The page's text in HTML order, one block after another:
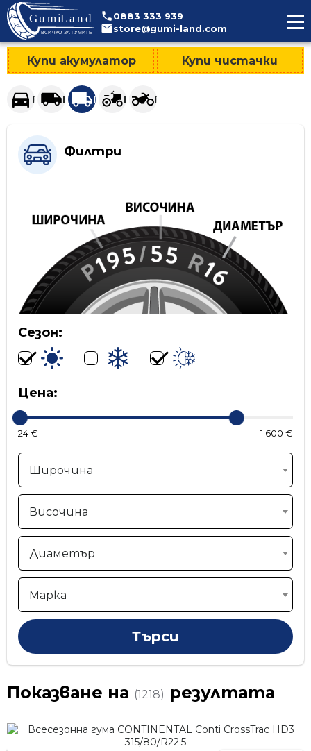
0883 333 939
store@gumi-land.com
Купи акумулатор Купи чистачки
Гуми за леки автомобили и джипове
Гуми за лекотоварни автомобили
Гуми за тежкотоварни автомобили
Гуми за селскостопанска
Гуми за мотоциклети
Филтри
Сезон:
Цена:
24 € 1 600 €
Широчина
Височина
Диаметър
Марка
Показване на (1218) резултата